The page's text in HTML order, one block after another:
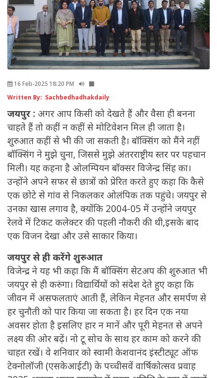
16 Feb-2025 18:20 PM
Written By: Sachbedhadhakdaily
जयपुर : अगर आप किसी को देखते हैं और वैसा ही बनना
चाहते हैं तो कहीं न कहीं से मोटिवेशन मिल ही जाता है।
शुरुआत कहीं से भी की जा सकती है। बॉक्सिंग को मैंने नहीं
बॉक्सिंग ने मुझे चुना, जिससे मुझे अंतरराष्ट्रीय स्तर पर पहचान
मिली। यह कहना है ओलम्पियन बॉक्सर विजेन्द्र सिंह का।
उन्होंने अपने सफर से छात्रों को प्रेरित करते हुए कहा कि कैसे
एक छोटे से गांव से निकलकर ओलंपिक तक पहुंचे। जयपुर से
उनका खास लगाव है, क्योंकि 2004-05 में उन्होंने जयपुर
रेलवे में टिकट कलेक्टर की पहली नौकरी की थी,इसके बाद
एक विजन देखा और उसे साकार किया।
जयपुर से ही करेंगे शुरुआत
विजेन्द्र ने यह भी कहा कि मैं बॉक्सिंग सेटअप की शुरुआत भी
जयपुर से ही करुंगा। विद्यार्थियों को संदेश देते हुए कहा कि
जीवन में असफलताएं आती हैं, लेकिन मेहनत और समर्पण से
हर चुनौती को पार किया जा सकता है। हर दिन एक नया
अवसर होता है इसलिए हार न मानें और पूरी मेहनत से अपने
लक्ष्य की ओर बढ़ें। नो टू सोच के साथ हर काम को करने की
चाहत रखें। वे शनिवार को स्वामी केशवानंद इंस्टीट्यूट ऑफ
टेक्नोलॉजी (एसकेआईटी) के पच्चीसवें वार्षिकोत्सव प्रवाह